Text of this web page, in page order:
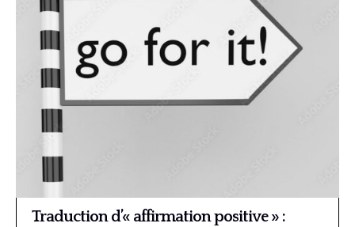
Traduction d’« affirmation positive » :